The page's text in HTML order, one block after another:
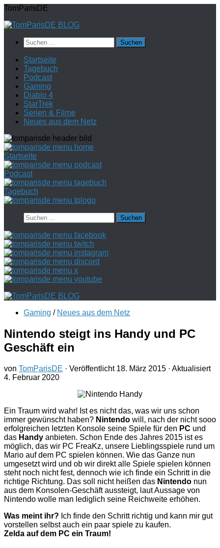
Zum
springen
TomParisDE
Suchen
nach:
Startseite
Tagebuch
Podcast
Gaming
Diablo 4
StarTrek
Serien & Filme
Neues aus dem Netz
Startseite
Podcast
Tagebuch
Suchen
nach:
Gaming / Neues aus dem Netz
Nintendo steigt ins Handy und PC
Geschäft ein
von TomParisDE · Veröffentlicht 18. März 2015 · Aktualisiert
4. Februar 2020
Ein Traum wird wahr! Ist es nicht das, was wir uns schon
immer gewünscht haben? Nintendo will, nach der nicht sooo
erfolgreichen letzten Konsole seine Spiele für den PC und
das Handy anbieten. Schon Ende des Jahres 2015 ist es
möglich, das wir PC FreaKz, unsere Lieblingsspiele rund um
Mario auf dem PC spielen können. Wie das Ganze nun
umgesetzt wird und ob wir direkt alle Spiele spielen können
steht noch nicht fest, dennoch wie ich finde ein Schritt in die
richtige Richtung. Das soll nicht heißen das Nintendo nun
aus dem Konsolen-Geschäft aussteigt, laut Aussage von
Nintendo wolle man lediglich seine Reichweite erhöhen.
Was meint ihr? Ich finde den Schritt richtig und kann mir gut
vorstellen selbst auch ein paar spiele zu kaufen.
Zelda auf dem PC ein Traum!